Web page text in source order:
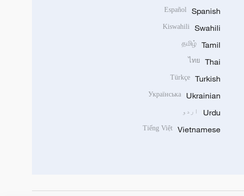
Spanish
Español
Swahili
Kiswahili
Tamil
தமிழ்
Thai
ไทย
Turkish
Türkçe
Ukrainian
Українська
Urdu اردو
Vietnamese
Tiếng Việt